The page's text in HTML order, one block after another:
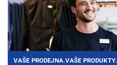
VAŠE PRODEJNA.VAŠE PRODUKTY.